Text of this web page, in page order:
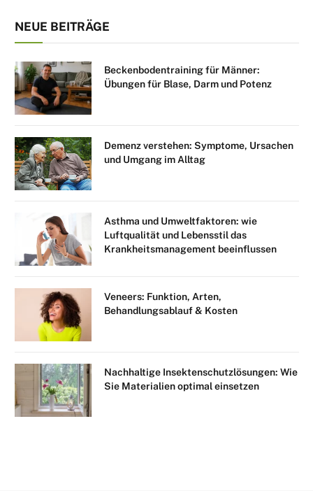
NEUE BEITRÄGE
Beckenbodentraining für Männer:
Übungen für Blase, Darm und Potenz
Demenz verstehen: Symptome, Ursachen
und Umgang im Alltag
Asthma und Umweltfaktoren: wie
Luftqualität und Lebensstil das
Krankheitsmanagement beeinflussen
Veneers: Funktion, Arten,
Behandlungsablauf & Kosten
Nachhaltige Insektenschutzlösungen: Wie
Sie Materialien optimal einsetzen